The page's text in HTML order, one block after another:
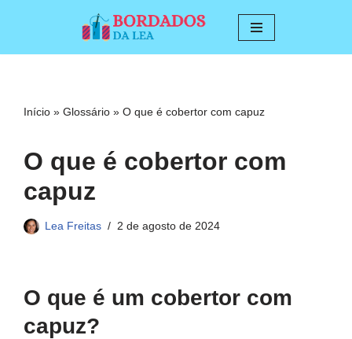
conteúdo
Início » Glossário » O que é cobertor com capuz
O que é cobertor com
capuz
Lea Freitas 2 de agosto de 2024
O que é um cobertor com
capuz?